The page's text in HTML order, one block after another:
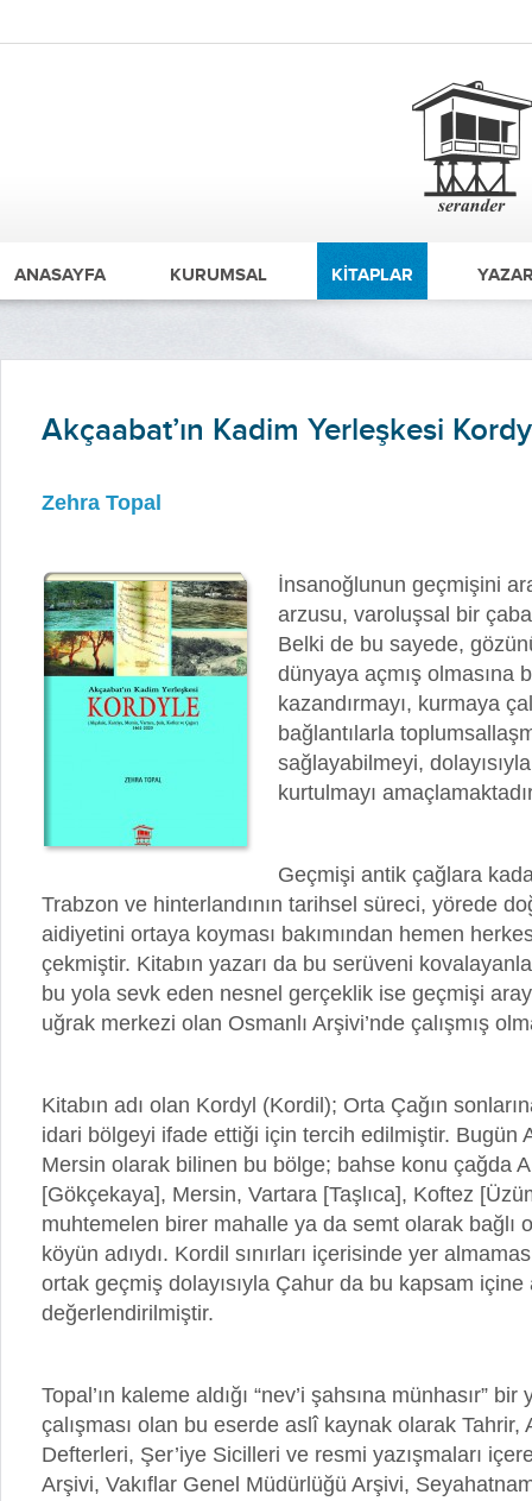
ANASAYFA KURUMSAL KİTAPLAR
Akçaabat’ın Kadim Yerleşkesi
Zehra Topal
İnsanoğlunun geçmişini
arzusu, varoluşsal bir
Belki de bu sayede,
dünyaya açmış olmasına
kazandırmayı, kurmaya
bağlantılarla
sağlayabilmeyi,
kurtulmayı
Geçmişi antik çağlara
Trabzon ve hinterlandının tarihsel süreci, yörede
aidiyetini ortaya koyması bakımından hemen
çekmiştir. Kitabın yazarı da bu serüveni
bu yola sevk eden nesnel gerçeklik ise geçmişi
uğrak merkezi olan Osmanlı Arşivi’nde çalışmış
Kitabın adı olan Kordyl (Kordil); Orta Çağın
idari bölgeyi ifade ettiği için tercih edilmiştir. Bugün
Mersin olarak bilinen bu bölge; bahse konu çağda
[Gökçekaya], Mersin, Vartara [Taşlıca], Koftez
muhtemelen birer mahalle ya da semt olarak bağlı
köyün adıydı. Kordil sınırları içerisinde yer
ortak geçmiş dolayısıyla Çahur da bu kapsam içine
değerlendirilmiştir.
Topal’ın kaleme aldığı “nev’i şahsına münhasır” bir
çalışması olan bu eserde aslî kaynak olarak Tahrir,
Defterleri, Şer’iye Sicilleri ve resmi yazışmaları
Arşivi, Vakıflar Genel Müdürlüğü Arşivi,